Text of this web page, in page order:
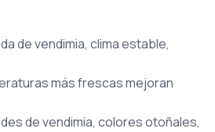
de vendimia, clima estable,
más frescas mejoran
de vendimia, colores otoñales,